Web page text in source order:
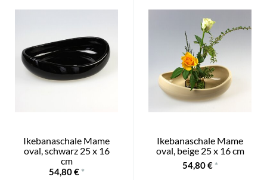
Ikebanaschale Mame
oval, schwarz 25 x 16
cm
54,80 € *
Ikebanaschale Mame
oval, beige 25 x 16 cm
54,80 € *